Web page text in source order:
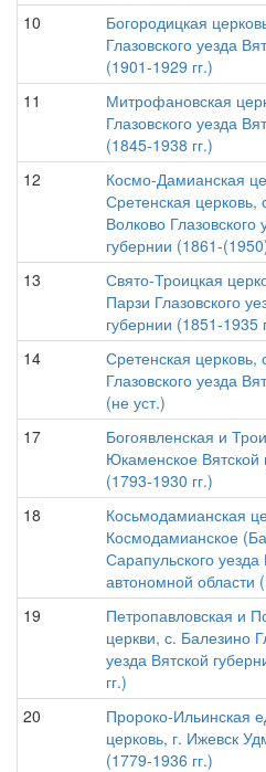
10
Богородицкая
Глазовского уезда
(1901-1929 гг.)
11
Митрофановская
Глазовского уезда
(1845-1938 гг.)
12
Космо-Дамианская
Сретенская церковь,
Волково Глазовского
губернии (1861-
13
Свято-Троицкая
Парзи Глазовского
губернии (1851-1935
14
Сретенская церковь,
Глазовского уезда
(не уст.)
17
Богоявленская и
Юкаменское Вятской
(1793-1930 гг.)
18
Косьмодамианская
Космодамианское
Сарапульского уезда
автономной области
19
Петропавловская и
церкви, с. Балезино
уезда Вятской
гг.)
20
Пророко-Ильинская
церковь, г. Ижевск
(1779-1936 гг.)